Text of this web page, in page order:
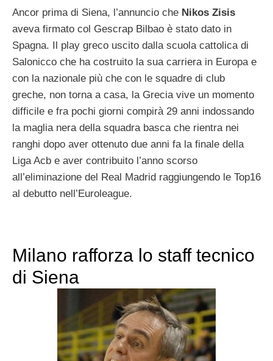
Ancor prima di Siena, l’annuncio che Nikos Zisis
aveva firmato col Gescrap Bilbao è stato dato in
Spagna. Il play greco uscito dalla scuola cattolica di
Salonicco che ha costruito la sua carriera in Europa e
con la nazionale più che con le squadre di club
greche, non torna a casa, la Grecia vive un momento
difficile e fra pochi giorni compirà 29 anni indossando
la maglia nera della squadra basca che rientra nei
ranghi dopo aver ottenuto due anni fa la finale della
Liga Acb e aver contribuito l’anno scorso
all’eliminazione del Real Madrid raggiungendo le Top16
al debutto nell’Euroleague.
Milano rafforza lo staff tecnico
di Siena